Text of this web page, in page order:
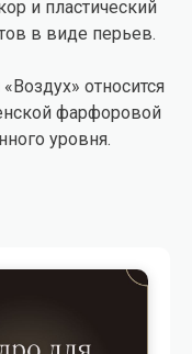
и пластический
в виде перьев.
относится
фарфоровой
уровня.